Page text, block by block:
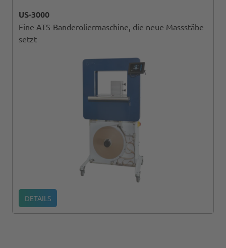
US-3000
Eine ATS-Banderoliermaschine, die neue Massstäbe
setzt
DETAILS